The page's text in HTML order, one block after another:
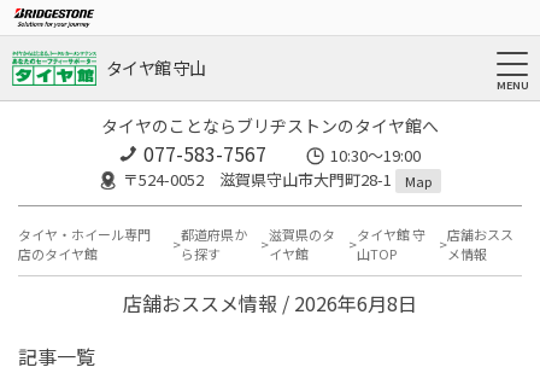
タイヤ館 守山
タイヤのことならブリヂストンのタイヤ館へ
077-583-7567
10:30～19:00
〒524-0052 滋賀県守山市大門町28-1
Map
タイヤ・ホイール専門
店のタイヤ館
都道府県か
ら探す
滋賀県のタ
イヤ館
タイヤ館 守
山TOP
店舗おスス
メ情報
店舗おススメ情報 / 2026年6月8日
記事一覧